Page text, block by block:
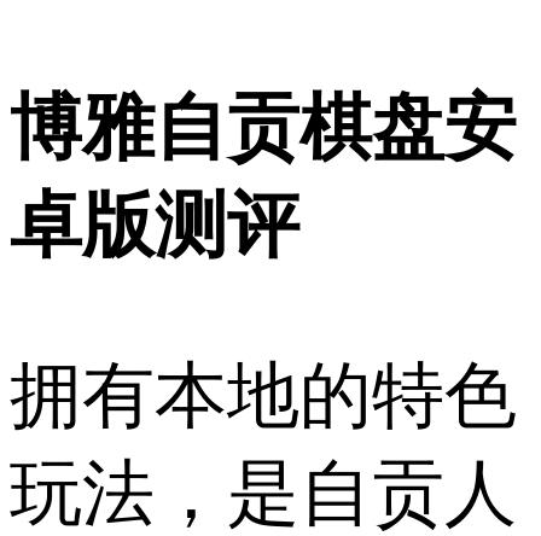
博雅自贡棋盘安
卓版测评
拥有本地的特色
玩法，是自贡人